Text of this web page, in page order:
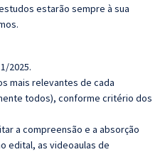
estarão sempre à sua
2025.
mais relevantes de cada
todos), conforme critério dos
a compreensão e a absorção
edital, as videoaulas de